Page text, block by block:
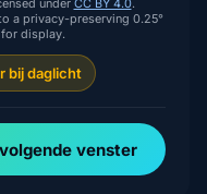
under CC BY 4.0.
a privacy-preserving 0.25°
display.
bij daglicht
venster